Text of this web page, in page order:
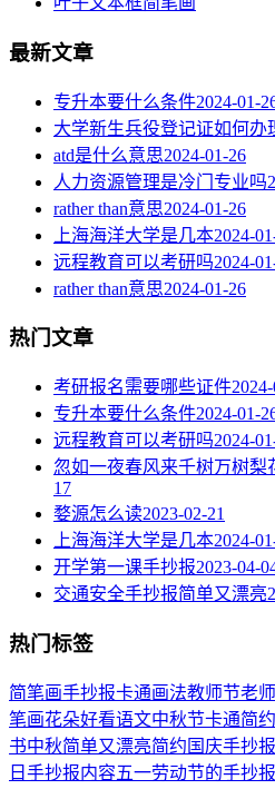
最新文章
专升本要什么条件2024-01-
大学新生兵役登记证如何办
atd是什么意思2024-01-26
人力资源管理是冷门专业吗
rather than意思2024-01-26
上海海洋大学是几本2024-
远程教育可以考研吗2024-
rather than意思2024-01-26
热门文章
考研报名需要哪些证件
专升本要什么条件2024-01-
远程教育可以考研吗2024-
忽如一夜春风来千树万树梨
17
婺源怎么读2023-02-21
上海海洋大学是几本2024-
开学第一课手抄报2023-04-
交通安全手抄报简单又漂亮
热门标签
简笔画手抄报卡通画法教师节老师
笔画花朵好看语文中秋节卡通简约
书中秋简单又漂亮简约 国庆手抄报
日 手抄报内容五一劳动节的手抄报